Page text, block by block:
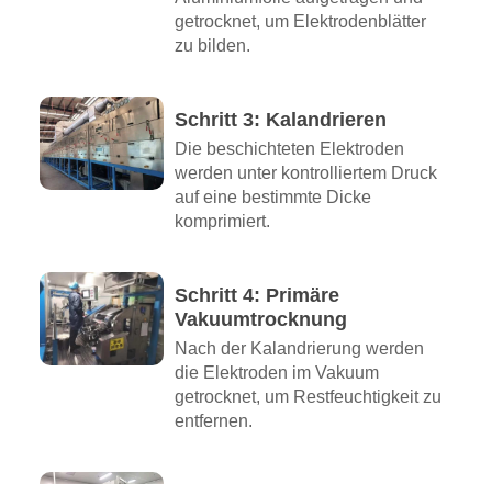
getrocknet, um Elektrodenblätter
zu bilden.
Schritt 3: Kalandrieren
Die beschichteten Elektroden
werden unter kontrolliertem Druck
auf eine bestimmte Dicke
komprimiert.
Schritt 4: Primäre
Vakuumtrocknung
Nach der Kalandrierung werden
die Elektroden im Vakuum
getrocknet, um Restfeuchtigkeit zu
entfernen.